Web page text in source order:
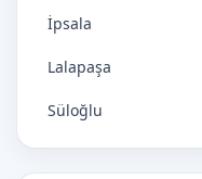
İpsala
Lalapaşa
Süloğlu